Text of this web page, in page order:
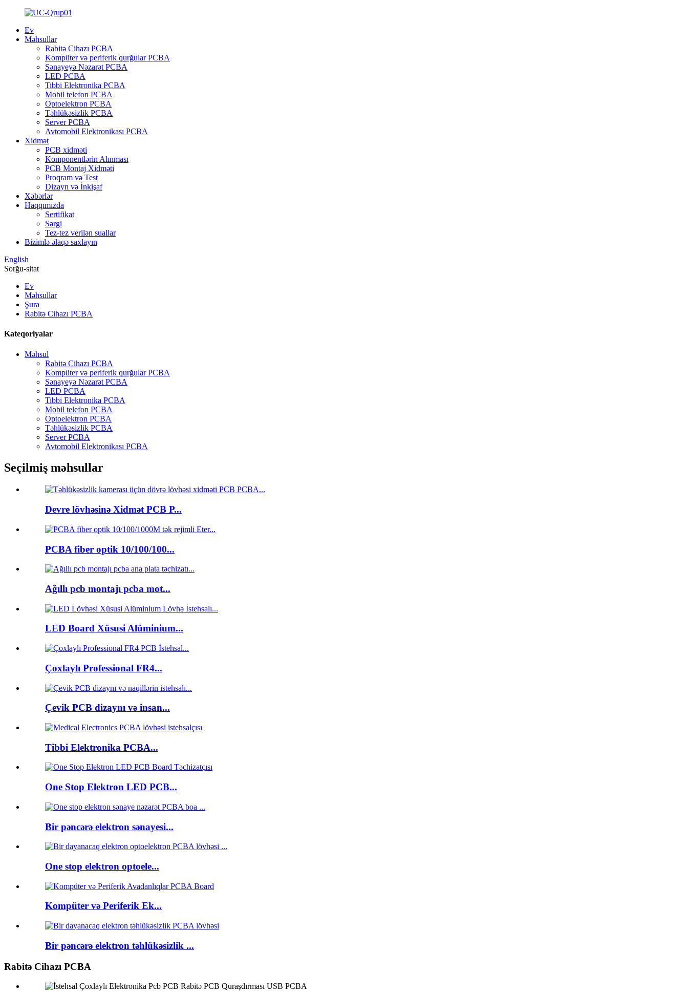
Ev
Məhsullar
Rabitə Cihazı PCBA
Kompüter və periferik qurğular PCBA
Sənayeyə Nəzarət PCBA
LED PCBA
Tibbi Elektronika PCBA
Mobil telefon PCBA
Optoelektron PCBA
Təhlükəsizlik PCBA
Server PCBA
Avtomobil Elektronikası PCBA
Xidmət
PCB xidməti
Komponentlərin Alınması
PCB Montaj Xidməti
Proqram və Test
Dizayn və İnkişaf
Xəbərlər
Haqqımızda
Sertifikat
Sərgi
Tez-tez verilən suallar
Bizimlə əlaqə saxlayın
English
Sorğu-sitat
Ev
Məhsullar
Şura
Rabitə Cihazı PCBA
Kateqoriyalar
Məhsul
Rabitə Cihazı PCBA
Kompüter və periferik qurğular PCBA
Sənayeyə Nəzarət PCBA
LED PCBA
Tibbi Elektronika PCBA
Mobil telefon PCBA
Optoelektron PCBA
Təhlükəsizlik PCBA
Server PCBA
Avtomobil Elektronikası PCBA
Seçilmiş məhsullar
Devre lövhəsinə Xidmət PCB P...
PCBA fiber optik 10/100/100...
Ağıllı pcb montajı pcba mot...
LED Board Xüsusi Alüminium...
Çoxlaylı Professional FR4...
Çevik PCB dizaynı və insan...
Tibbi Elektronika PCBA...
One Stop Elektron LED PCB...
Bir pəncərə elektron sənayesi...
One stop elektron optoele...
Kompüter və Periferik Ek...
Bir pəncərə elektron təhlükəsizlik ...
Rabitə Cihazı PCBA